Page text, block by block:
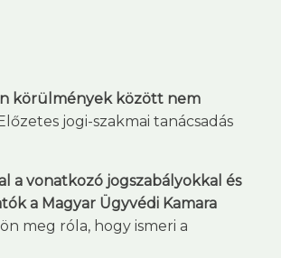
körülmények között nem
jogi-szakmai tanácsadás
a vonatkozó jogszabályokkal és
a Magyar Ügyvédi Kamara
meg róla, hogy ismeri a